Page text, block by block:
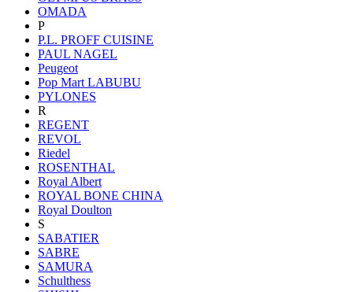
OMADA
P
P.L. PROFF CUISINE
PAUL NAGEL
Peugeot
Pop Mart LABUBU
PYLONES
R
REGENT
REVOL
Riedel
ROSENTHAL
Royal Albert
ROYAL BONE CHINA
Royal Doulton
S
SABATIER
SABRE
SAMURA
Schulthess